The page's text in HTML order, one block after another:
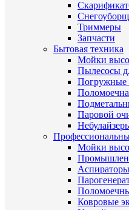
Триммеры
Запчасти
Бытовая техника
Мойки
Пылесосы
Погружные
Паровой
Мойки
Аспираторы
Ковровые